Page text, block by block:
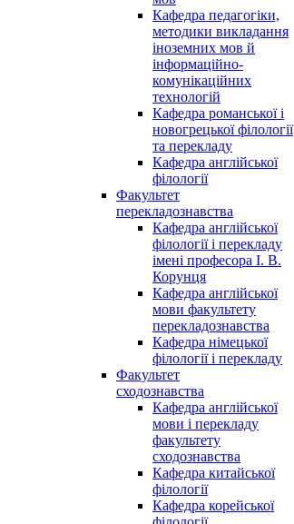
Кафедра педагогіки,
методики викладання
іноземних мов й
інформаційно-
комунікаційних
технологій
Кафедра романської і
новогрецької філології
та перекладу
Кафедра англійської
філології
Факультет
перекладознавства
Кафедра англійської
філології і перекладу
імені професора І. В.
Корунця
Кафедра англійської
мови факультету
перекладознавства
Кафедра німецької
філології і перекладу
Факультет
сходознавства
Кафедра англійської
мови і перекладу
факультету
сходознавства
Кафедра китайської
філології
Кафедра корейської